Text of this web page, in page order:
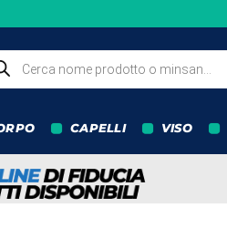
CAPELLI VISO